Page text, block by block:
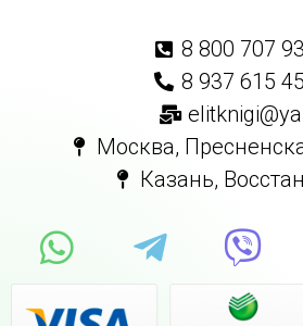
8 800 707
8 937 615
Москва,
Казань,